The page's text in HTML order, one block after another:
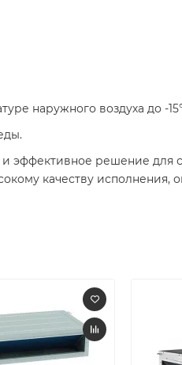
наружного воздуха до -
и эффективное решение для
качеству исполнения,